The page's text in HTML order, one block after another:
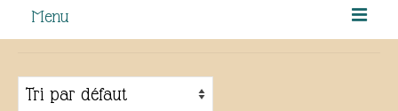
Menu
Qui suis-je ?